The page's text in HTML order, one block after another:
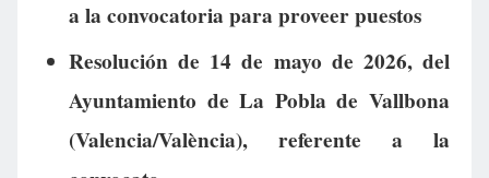
a la convocatoria para proveer puestos
Resolución de 14 de mayo de 2026, del
Ayuntamiento de La Pobla de Vallbona
(Valencia/València), referente a la